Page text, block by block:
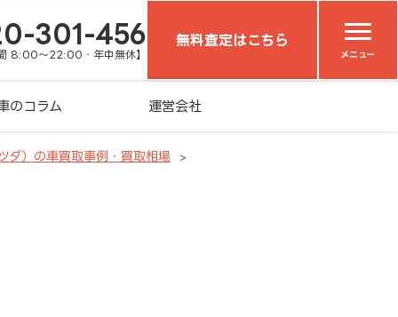
301-456
8:00～22:00・年中無休】
無料査定はこちら
メニュー
のコラム 運営会社
ダ）の車買取事例・買取相場